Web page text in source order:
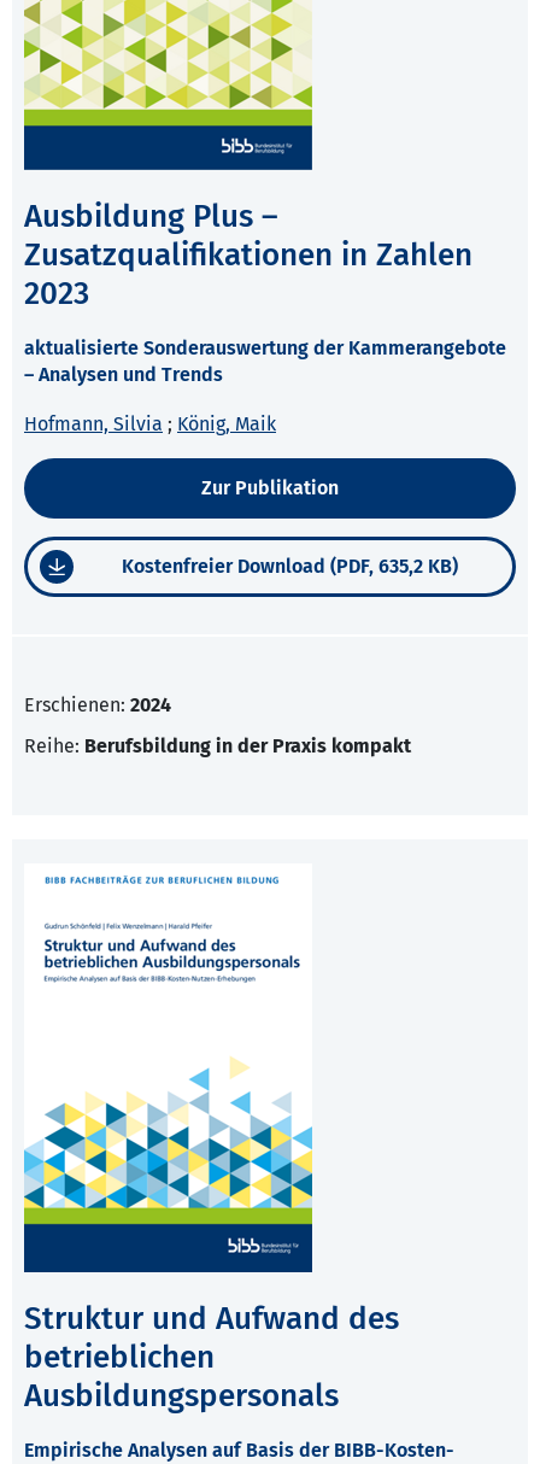
Ausbildung Plus –
Zusatzqualifikationen in Zahlen
2023
aktualisierte Sonderauswertung der Kammerangebote
– Analysen und Trends
Hofmann, Silvia ; König, Maik
Zur Publikation
Kostenfreier Download (PDF, 635,2 KB)
Erschienen: 2024
Reihe: Berufsbildung in der Praxis kompakt
Struktur und Aufwand des
betrieblichen
Ausbildungspersonals
Empirische Analysen auf Basis der BIBB-Kosten-